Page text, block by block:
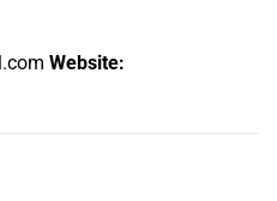
Website: